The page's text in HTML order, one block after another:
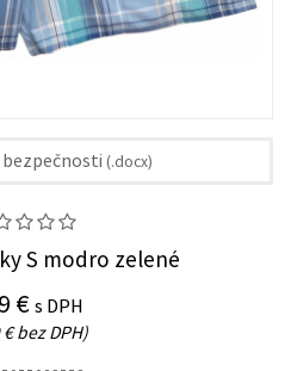
(.docx)
S modro zelené
€s DPH
bez DPH)